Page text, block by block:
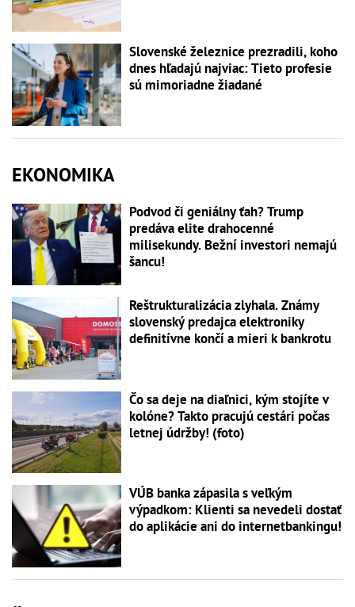
Slovenské železnice prezradili, koho
dnes hľadajú najviac: Tieto profesie
sú mimoriadne žiadané
EKONOMIKA
Podvod či geniálny ťah? Trump
predáva elite drahocenné
milisekundy. Bežní investori nemajú
šancu!
Reštrukturalizácia zlyhala. Známy
slovenský predajca elektroniky
definitívne končí a mieri k bankrotu
Čo sa deje na diaľnici, kým stojíte v
kolóne? Takto pracujú cestári počas
letnej údržby! (foto)
VÚB banka zápasila s veľkým
výpadkom: Klienti sa nevedeli dostať
do aplikácie ani do internetbankingu!